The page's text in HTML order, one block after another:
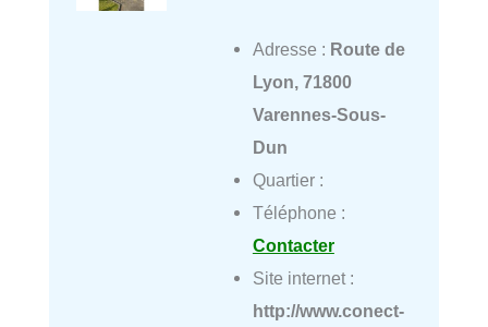
Adresse : Route de
Lyon, 71800
Varennes-Sous-
Dun
Quartier :
Téléphone :
Contacter
Site internet :
http://www.conect-